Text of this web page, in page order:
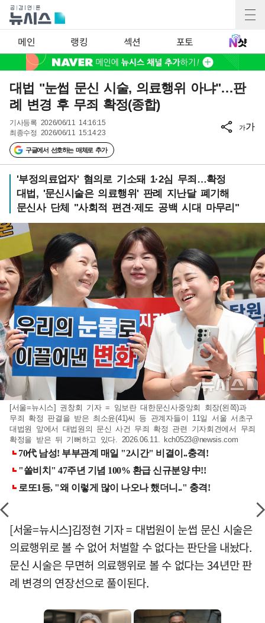
메인 랭킹 섹션 포토
대법 "눈썹 문신 시술, 의료행위 아냐"…판
례 변경 후 무죄 확정(종합)
기사등록 2026/06/11 14:16:15
최종수정 2026/06/11 15:14:23
구글에서 선호하는 매체로 추가
가가
'부정의료업자' 혐의로 기소돼 1·2심 무죄…확정
대법, '문신시술은 의료행위' 판례 지난달 폐기해
문신사 단체 "사회적 편견·제도 공백 시대 마무리"
[서울=뉴시스] 권창회 기자 = 임보란 대한문신사중앙회 회장(왼쪽)과
무죄 확정 판결을 받은 최소윤(41)씨 등 관계자들이 11일 서울 서초구
대법원 앞에서 대법원의 문신 사건 무죄 확정 관련 기자회견에서 무죄
확정을 받은 뒤 기뻐하고 있다. 2026.06.11. kch0523@newsis.com
[서울=뉴시스]김정현 기자 = 대법원이 눈썹 문신 시술은
의료행위로 볼 수 없어 처벌할 수 없다는 판단을 내놨다.
문신 시술은 무면허 의료행위로 볼 수 없다는 34년만 판
례 변경의 연장선으로 풀이된다.